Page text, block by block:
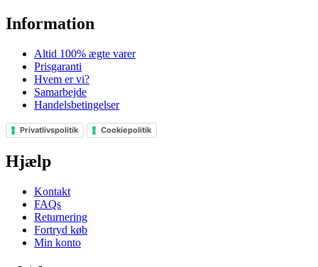
Information
Altid 100% ægte varer
Prisgaranti
Hvem er vi?
Samarbejde
Handelsbetingelser
Privatlivspolitik Cookiepolitik
Hjælp
Kontakt
FAQs
Returnering
Fortryd køb
Min konto